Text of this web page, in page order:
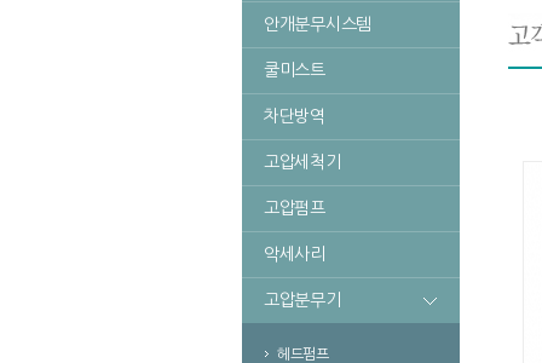
안개분무시스템
쿨미스트
차단방역
고압세척기
고압펌프
악세사리
고압분무기
헤드펌프